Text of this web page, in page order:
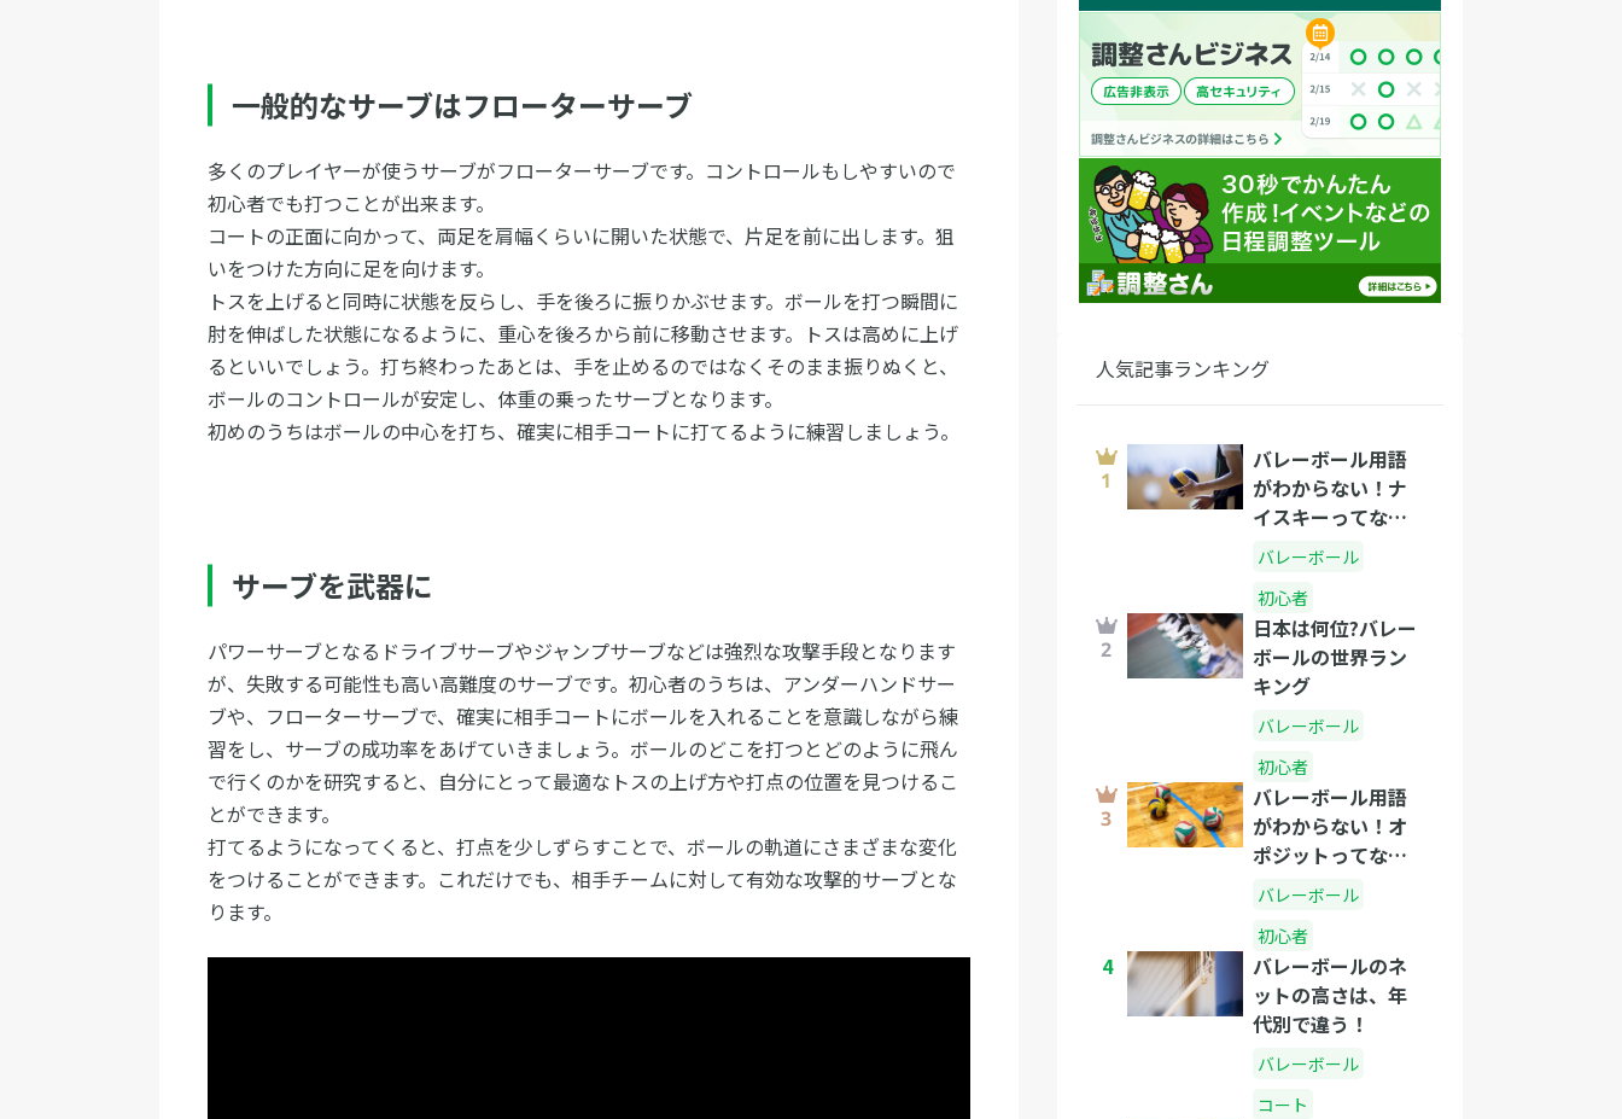
一般的なサーブはフローターサーブ
多くのプレイヤーが使うサーブがフローターサーブです。コントロールもしやすいので
初心者でも打つことが出来ます。
コートの正面に向かって、両足を肩幅くらいに開いた状態で、片足を前に出します。狙
いをつけた方向に足を向けます。
トスを上げると同時に状態を反らし、手を後ろに振りかぶせます。ボールを打つ瞬間に
肘を伸ばした状態になるように、重心を後ろから前に移動させます。トスは高めに上げ
るといいでしょう。打ち終わったあとは、手を止めるのではなくそのまま振りぬくと、
ボールのコントロールが安定し、体重の乗ったサーブとなります。
初めのうちはボールの中心を打ち、確実に相手コートに打てるように練習しましょう。
サーブを武器に
パワーサーブとなるドライブサーブやジャンプサーブなどは強烈な攻撃手段となります
が、失敗する可能性も高い高難度のサーブです。初心者のうちは、アンダーハンドサー
ブや、フローターサーブで、確実に相手コートにボールを入れることを意識しながら練
習をし、サーブの成功率をあげていきましょう。ボールのどこを打つとどのように飛ん
で行くのかを研究すると、自分にとって最適なトスの上げ方や打点の位置を見つけるこ
とができます。
打てるようになってくると、打点を少しずらすことで、ボールの軌道にさまざまな変化
をつけることができます。これだけでも、相手チームに対して有効な攻撃的サーブとな
ります。
人気記事ランキング
バレーボール用語
がわからない！ナ
イスキーってな
に？
バレーボール
初心者
日本は何位?バレー
ボールの世界ラン
キング
バレーボール
初心者
バレーボール用語
がわからない！オ
ポジットってな
に？
バレーボール
初心者
4
バレーボールのネ
ットの高さは、年
代別で違う！
バレーボール
コート